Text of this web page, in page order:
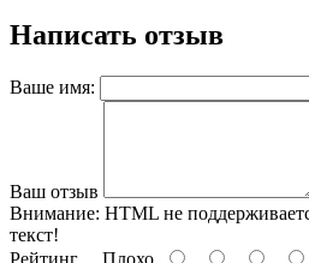
Написать отзыв
Ваше имя:
Ваш отзыв
Внимание: HTML не
текст!
Рейтинг Плохо